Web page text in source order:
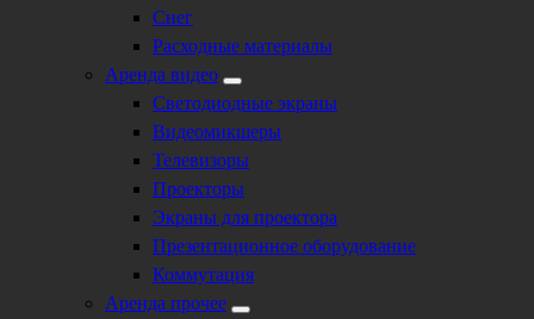
Снег
Расходные материалы
Аренда видео
Светодиодные экраны
Видеомикшеры
Телевизоры
Проекторы
Экраны для проектора
Презентационное оборудование
Коммутация
Аренда прочее